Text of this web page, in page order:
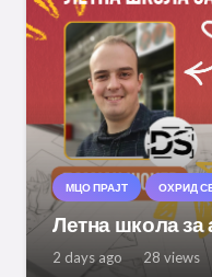
МЦО ПРАЈТ ОХРИД
Летна школа
2 days ago 28 views